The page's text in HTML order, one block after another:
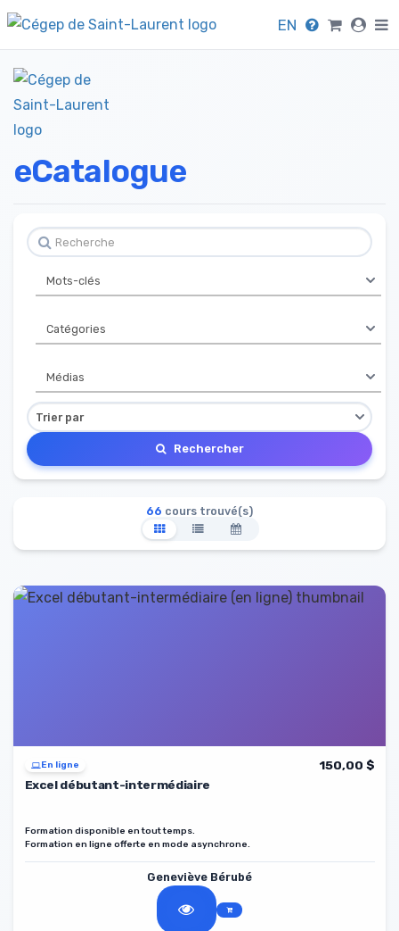
EN
eCatalogue
Rechercher
66 cours trouvé(s)
En ligne
150,00 $
Excel débutant-intermédiaire
Formation disponible en tout temps.
Formation en ligne offerte en mode asynchrone.
Geneviève Bérubé